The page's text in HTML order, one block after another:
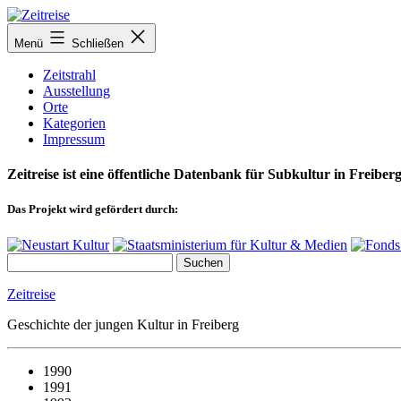
Zum
Inhalt
springen
Menü Schließen
Zeitstrahl
Ausstellung
Orte
Kategorien
Impressum
Zeitreise ist eine öffentliche Datenbank für Subkultur in
Das Projekt wird gefördert durch:
Zeitreise
Geschichte der jungen Kultur in Freiberg
1990
1991